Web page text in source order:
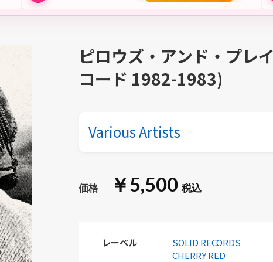
ピロウズ・アンド・プレ
コード 1982-1983)
Various Artists
￥5,500
レーベル
SOLID RECORDS
CHERRY RED